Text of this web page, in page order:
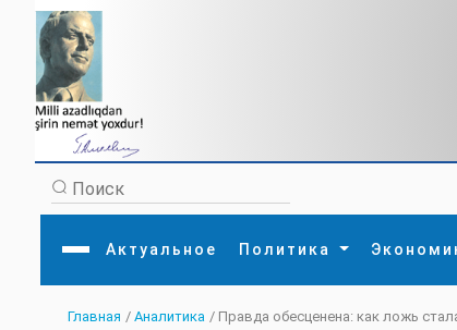
Актуальное Политика
Главная / Аналитика / Правда обесценена: как ложь